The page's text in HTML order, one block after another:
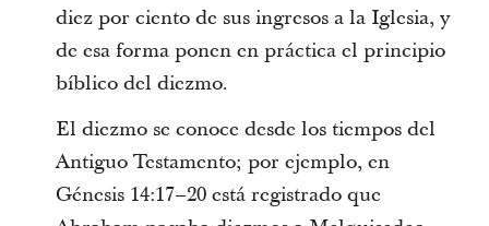
diez por ciento de sus ingresos a la Iglesia, y
de esa forma ponen en práctica el principio
bíblico del diezmo.
El diezmo se conoce desde los tiempos del
Antiguo Testamento; por ejemplo, en
Génesis 14:17‒20 está registrado que